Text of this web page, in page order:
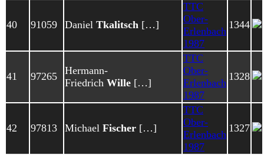
40 91059 Daniel Tkalitsch […]
TTC
Ober-
Erlenbach
1987
1344
41 97265
Hermann-
Friedrich Wille […]
TTC
Ober-
Erlenbach
1987
1328
42 97813 Michael Fischer […]
TTC
Ober-
Erlenbach
1987
1327